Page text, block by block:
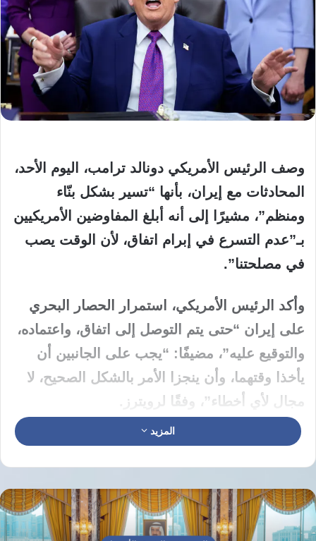
وصف الرئيس الأمريكي دونالد ترامب، اليوم الأحد،
المحادثات مع إيران، بأنها “تسير بشكل بنّاء
ومنظم”، مشيرًا إلى أنه أبلغ المفاوضين الأمريكيين
بـ”عدم التسرع في إبرام اتفاق، لأن الوقت يصب
في مصلحتنا”.
وأكد الرئيس الأمريكي، استمرار الحصار البحري
على إيران “حتى يتم التوصل إلى اتفاق، واعتماده،
والتوقيع عليه”، مضيفًا: “يجب على الجانبين أن
يأخذا وقتهما، وأن ينجزا الأمر بالشكل الصحيح، لا
مجال لأي أخطاء”، وفقًا لرويترز.
وتابع الرئيس الأمريكي في منشور على منصته
“تروث سوشيال”: “علاقتنا مع إيران أصبحت أكثر
مهنية وإنتاجية بشكل كبير، لكن عليهم أن يفهموا
أنه لا يمكنهم تطوير أو امتلاك سلاح أو قنبلة
المزيد